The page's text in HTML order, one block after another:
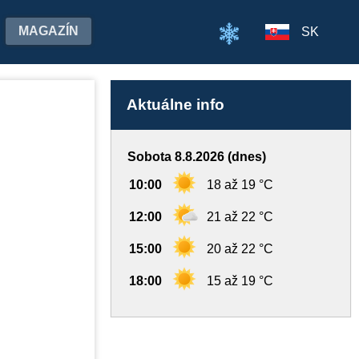
MAGAZÍN SK
Aktuálne info
Sobota 8.8.2026 (dnes)
10:00 18 až 19 °C
12:00 21 až 22 °C
15:00 20 až 22 °C
18:00 15 až 19 °C